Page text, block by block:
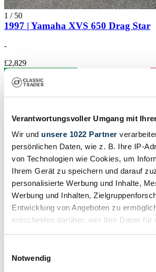
Verantwortungsvoller Umgang mit
Wir und unsere 1022 Partner
persönlichen Daten, wie z. B. Ihre IP-
von Technologien wie Cookies, um
Ihrem Gerät zu speichern und darauf
personalisierte Werbung und Inhalte,
Werbung und Inhalten,
Entwicklung von Angeboten zu
entscheiden darüber, wer Ihre Daten für
Trigger Symbol ändern oder widerrufen
Notwendig
1 / 50
1997 | Yamaha XVS 650 Drag Star
-
£2,829
Chopper